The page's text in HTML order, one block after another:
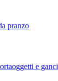
pranzo
e ganci